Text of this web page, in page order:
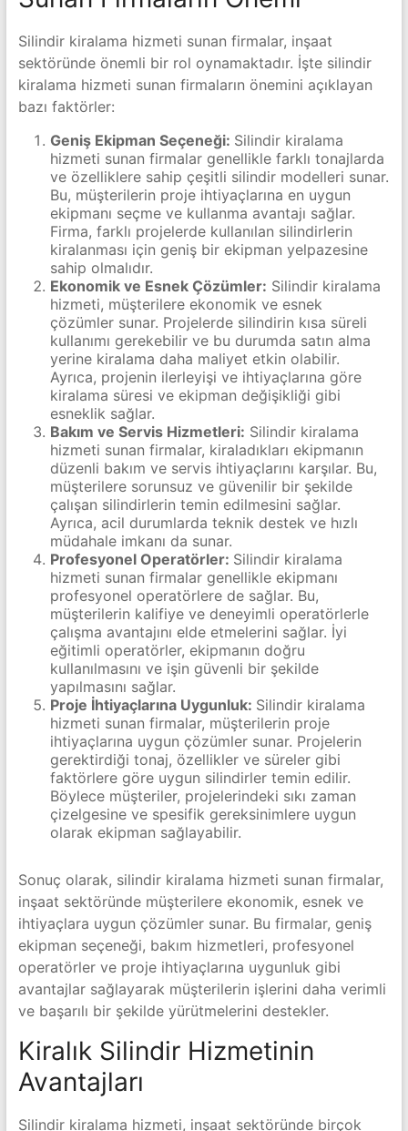
Silindir kiralama hizmeti sunan firmalar, inşaat
sektöründe önemli bir rol oynamaktadır. İşte silindir
kiralama hizmeti sunan firmaların önemini açıklayan
bazı faktörler:
Geniş Ekipman Seçeneği: Silindir kiralama
hizmeti sunan firmalar genellikle farklı tonajlarda
ve özelliklere sahip çeşitli silindir modelleri sunar.
Bu, müşterilerin proje ihtiyaçlarına en uygun
ekipmanı seçme ve kullanma avantajı sağlar.
Firma, farklı projelerde kullanılan silindirlerin
kiralanması için geniş bir ekipman yelpazesine
sahip olmalıdır.
Ekonomik ve Esnek Çözümler: Silindir kiralama
hizmeti, müşterilere ekonomik ve esnek
çözümler sunar. Projelerde silindirin kısa süreli
kullanımı gerekebilir ve bu durumda satın alma
yerine kiralama daha maliyet etkin olabilir.
Ayrıca, projenin ilerleyişi ve ihtiyaçlarına göre
kiralama süresi ve ekipman değişikliği gibi
esneklik sağlar.
Bakım ve Servis Hizmetleri: Silindir kiralama
hizmeti sunan firmalar, kiraladıkları ekipmanın
düzenli bakım ve servis ihtiyaçlarını karşılar. Bu,
müşterilere sorunsuz ve güvenilir bir şekilde
çalışan silindirlerin temin edilmesini sağlar.
Ayrıca, acil durumlarda teknik destek ve hızlı
müdahale imkanı da sunar.
Profesyonel Operatörler: Silindir kiralama
hizmeti sunan firmalar genellikle ekipmanı
profesyonel operatörlere de sağlar. Bu,
müşterilerin kalifiye ve deneyimli operatörlerle
çalışma avantajını elde etmelerini sağlar. İyi
eğitimli operatörler, ekipmanın doğru
kullanılmasını ve işin güvenli bir şekilde
yapılmasını sağlar.
Proje İhtiyaçlarına Uygunluk: Silindir kiralama
hizmeti sunan firmalar, müşterilerin proje
ihtiyaçlarına uygun çözümler sunar. Projelerin
gerektirdiği tonaj, özellikler ve süreler gibi
faktörlere göre uygun silindirler temin edilir.
Böylece müşteriler, projelerindeki sıkı zaman
çizelgesine ve spesifik gereksinimlere uygun
olarak ekipman sağlayabilir.
Sonuç olarak, silindir kiralama hizmeti sunan firmalar,
inşaat sektöründe müşterilere ekonomik, esnek ve
ihtiyaçlara uygun çözümler sunar. Bu firmalar, geniş
ekipman seçeneği, bakım hizmetleri, profesyonel
operatörler ve proje ihtiyaçlarına uygunluk gibi
avantajlar sağlayarak müşterilerin işlerini daha verimli
ve başarılı bir şekilde yürütmelerini destekler.
Kiralık Silindir Hizmetinin
Avantajları
Silindir kiralama hizmeti, inşaat sektöründe birçok